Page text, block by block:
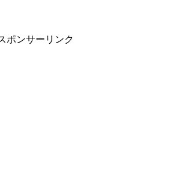
ポンサーリンク